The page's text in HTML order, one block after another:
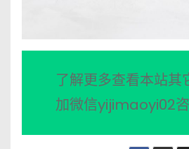
了解更多查看本站其
加微信yijimaoyi02